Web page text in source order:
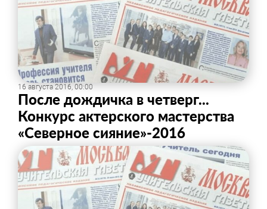
16 августа 2016, 00:00
После дождичка в четверг...
Конкурс актерского мастерства
«Северное сияние»-2016